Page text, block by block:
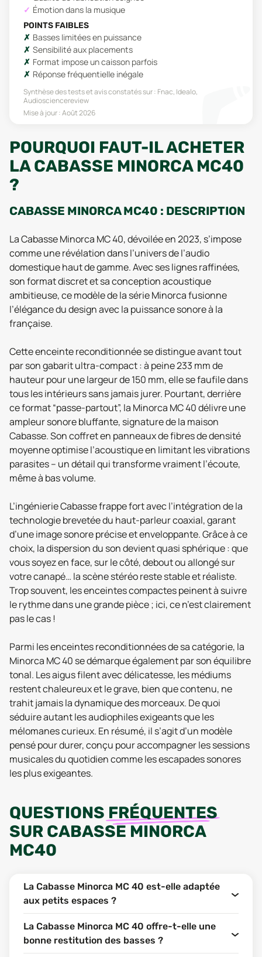
Émotion dans la musique
POINTS FAIBLES
Basses limitées en puissance
Sensibilité aux placements
Format impose un caisson parfois
Réponse fréquentielle inégale
Synthèse des tests et avis constatés sur : Fnac, Idealo,
Audiosciencereview
Mise à jour :Août 2026
POURQUOI FAUT-IL ACHETER
LA CABASSE MINORCA MC40
?
CABASSE MINORCA MC40 : DESCRIPTION
La Cabasse Minorca MC 40, dévoilée en 2023, s’impose
comme une révélation dans l’univers de l’audio
domestique haut de gamme. Avec ses lignes raffinées,
son format discret et sa conception acoustique
ambitieuse, ce modèle de la série Minorca fusionne
l’élégance du design avec la puissance sonore à la
française.
Cette enceinte reconditionnée se distingue avant tout
par son gabarit ultra-compact : à peine 233 mm de
hauteur pour une largeur de 150 mm, elle se faufile dans
tous les intérieurs sans jamais jurer. Pourtant, derrière
ce format “passe-partout”, la Minorca MC 40 délivre une
ampleur sonore bluffante, signature de la maison
Cabasse. Son coffret en panneaux de fibres de densité
moyenne optimise l’acoustique en limitant les vibrations
parasites – un détail qui transforme vraiment l’écoute,
même à bas volume.
L’ingénierie Cabasse frappe fort avec l’intégration de la
technologie brevetée du haut-parleur coaxial, garant
d’une image sonore précise et enveloppante. Grâce à ce
choix, la dispersion du son devient quasi sphérique : que
vous soyez en face, sur le côté, debout ou allongé sur
votre canapé… la scène stéréo reste stable et réaliste.
Trop souvent, les enceintes compactes peinent à suivre
le rythme dans une grande pièce ; ici, ce n’est clairement
pas le cas !
Parmi les enceintes reconditionnées de sa catégorie, la
Minorca MC 40 se démarque également par son équilibre
tonal. Les aigus filent avec délicatesse, les médiums
restent chaleureux et le grave, bien que contenu, ne
trahit jamais la dynamique des morceaux. De quoi
séduire autant les audiophiles exigeants que les
mélomanes curieux. En résumé, il s’agit d’un modèle
pensé pour durer, conçu pour accompagner les sessions
musicales du quotidien comme les escapades sonores
les plus exigeantes.
QUESTIONS FRÉQUENTES
SUR CABASSE MINORCA
MC40
La Cabasse Minorca MC 40 est-elle adaptée
aux petits espaces ?
La Cabasse Minorca MC 40 offre-t-elle une
bonne restitution des basses ?